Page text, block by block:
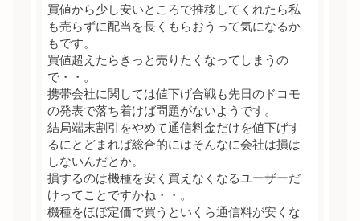
買値から少し安いところで推移してくれたら私
も売らずに配当を長くもらおうって気になるか
もです。
買値超えたらきっと売りたくなってしまうの
で・・。
携帯会社に関しては値下げ合戦も先日のドコモ
の発表で落ち着けば問題がないようです。
結局端末割引をやめて通信料金だけを値下げす
るにとどまれば総合的にはそんなに会社は損は
しないんだとか。
損するのは機種を安く買えなくなるユーザーだ
けってことですかね・・。
機種をほぼ定価で買うといくら通信料が安くな